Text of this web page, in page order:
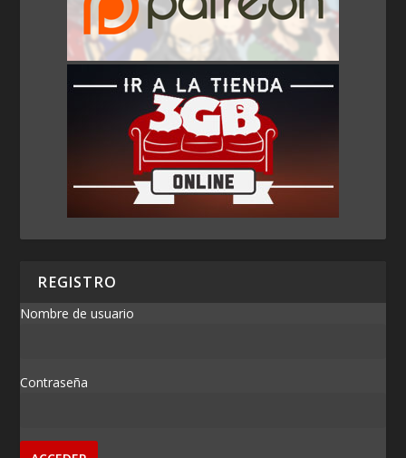
REGISTRO
Nombre de usuario
Contraseña